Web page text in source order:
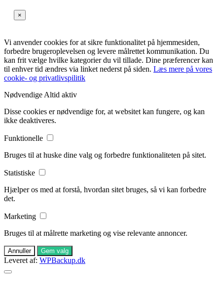
×
Vi anvender cookies for at sikre funktionalitet på hjemmesiden,
forbedre brugeroplevelsen og levere målrettet kommunikation. Du
kan frit vælge hvilke kategorier du vil tillade. Dine præferencer kan
til enhver tid ændres via linket nederst på siden. Læs mere på vores
cookie- og privatlivspilitik
Nødvendige Altid aktiv
Disse cookies er nødvendige for, at websitet kan fungere, og kan
ikke deaktiveres.
Funktionelle
Bruges til at huske dine valg og forbedre funktionaliteten på sitet.
Statistiske
Hjælper os med at forstå, hvordan sitet bruges, så vi kan forbedre
det.
Marketing
Bruges til at målrette marketing og vise relevante annoncer.
Annuller Gem valg
Leveret af: WPBackup.dk